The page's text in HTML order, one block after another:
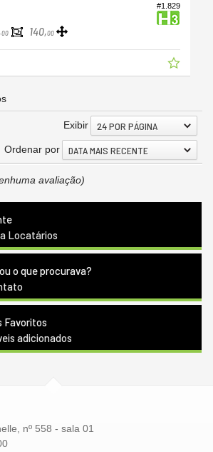
#1.829
00 140,00
Exibir 24 POR PÁGINA
Ordenar por DATA MAIS RECENTE
avaliação)
Locatários
o que procurava?
Favoritos
adicionados
nº 558 - sala 01